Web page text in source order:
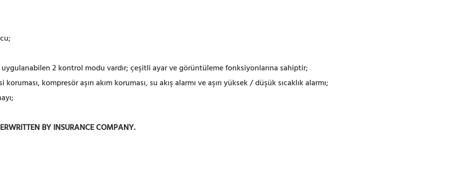
uygulanabilen 2 kontrol modu vardır; çeşitli ayar ve görüntüleme fonksiyonlarına sahiptir;
kompresör aşırı akım koruması, su akış alarmı ve aşırı yüksek / düşük sıcaklık alarmı;
BY INSURANCE COMPANY.